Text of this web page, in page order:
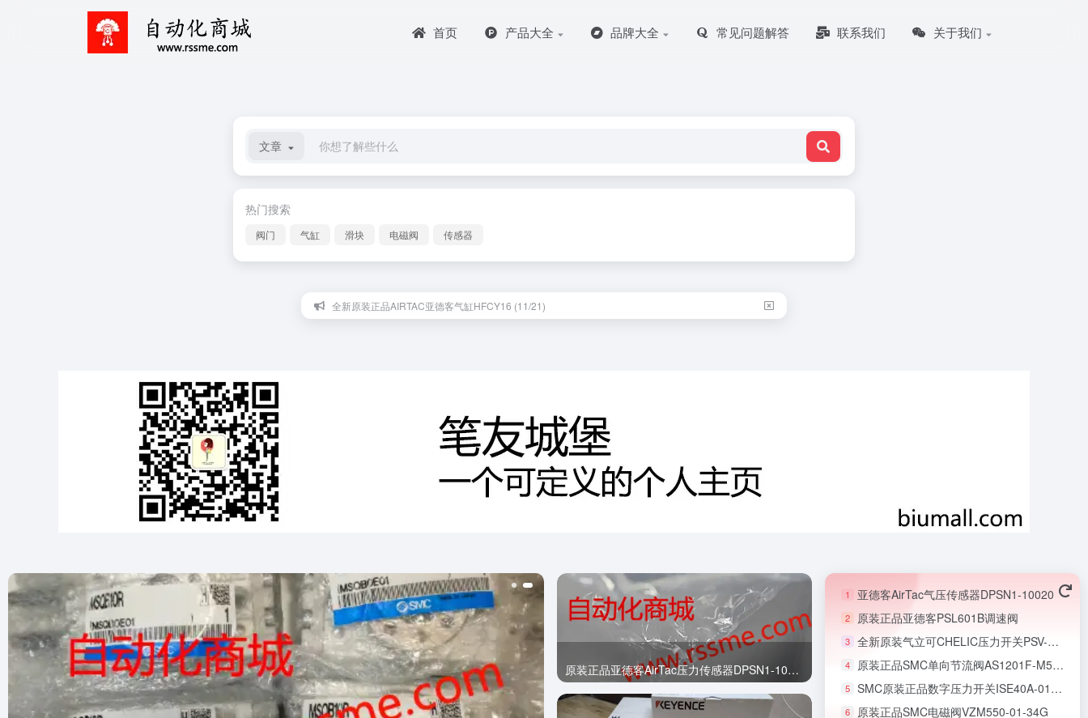
首页 产品大全 品牌大全 常见问题解答 联系我们 关于我们
文章
热门搜索
阀门 气缸 滑块 电磁阀 传感器
全新原装正品AIRTAC亚德客气缸HFCY16 (11/21)
原装正品亚德客AirTac压力传感器DPSN1-10020
1 亚德客AirTac气压传感器DPSN1-10020
2 原装正品亚德客PSL601B调速阀
3 全新原装气立可CHELIC压力开关PSV-40-02-PT
4 原装正品SMC单向节流阀AS1201F-M5-06A
5 SMC原装正品数字压力开关ISE40A-01-R-X501
6 原装正品SMC电磁阀VZM550-01-34G